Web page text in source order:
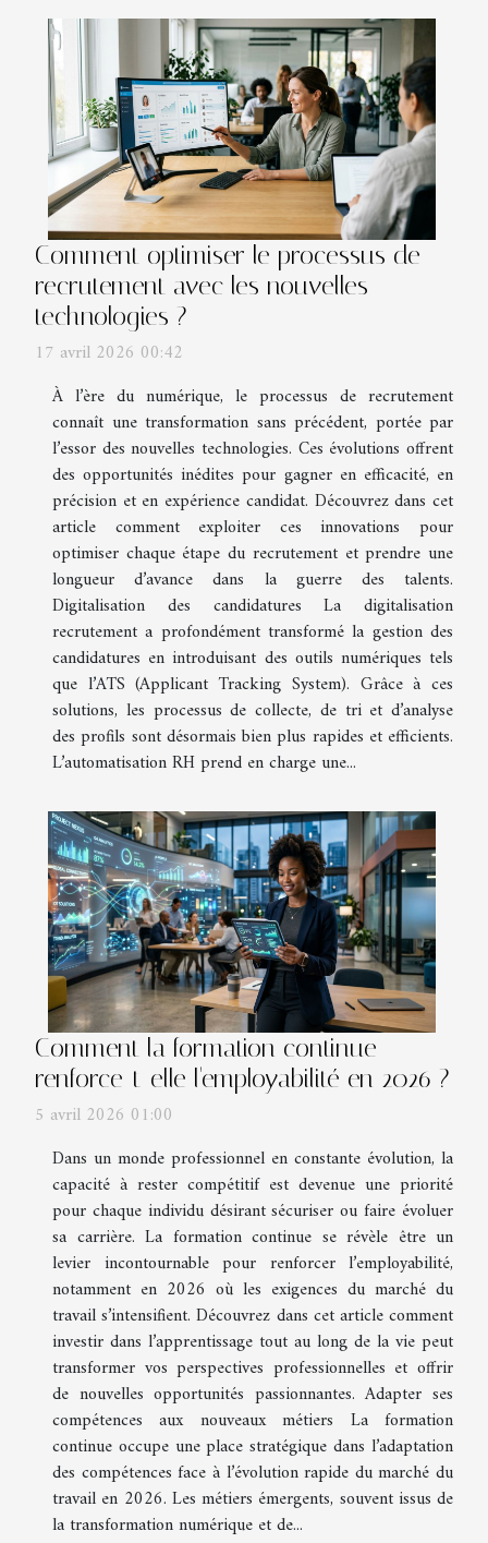
Comment optimiser le processus de
recrutement avec les nouvelles
technologies ?
17 avril 2026 00:42
À l’ère du numérique, le processus de recrutement
connaît une transformation sans précédent, portée par
l’essor des nouvelles technologies. Ces évolutions offrent
des opportunités inédites pour gagner en efficacité, en
précision et en expérience candidat. Découvrez dans cet
article comment exploiter ces innovations pour
optimiser chaque étape du recrutement et prendre une
longueur d’avance dans la guerre des talents.
Digitalisation des candidatures La digitalisation
recrutement a profondément transformé la gestion des
candidatures en introduisant des outils numériques tels
que l’ATS (Applicant Tracking System). Grâce à ces
solutions, les processus de collecte, de tri et d’analyse
des profils sont désormais bien plus rapides et efficients.
L’automatisation RH prend en charge une...
Comment la formation continue
renforce-t-elle l'employabilité en 2026 ?
5 avril 2026 01:00
Dans un monde professionnel en constante évolution, la
capacité à rester compétitif est devenue une priorité
pour chaque individu désirant sécuriser ou faire évoluer
sa carrière. La formation continue se révèle être un
levier incontournable pour renforcer l’employabilité,
notamment en 2026 où les exigences du marché du
travail s’intensifient. Découvrez dans cet article comment
investir dans l’apprentissage tout au long de la vie peut
transformer vos perspectives professionnelles et offrir
de nouvelles opportunités passionnantes. Adapter ses
compétences aux nouveaux métiers La formation
continue occupe une place stratégique dans l’adaptation
des compétences face à l’évolution rapide du marché du
travail en 2026. Les métiers émergents, souvent issus de
la transformation numérique et de...